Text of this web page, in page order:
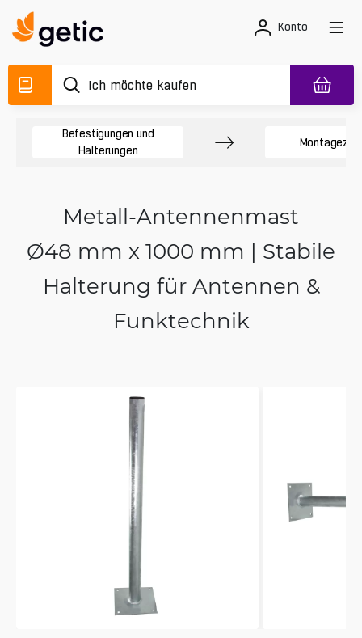
Konto
Befestigungen und
Halterungen
Metall-Antennenmast
Ø48 mm x 1000 mm | Stabile
Halterung für Antennen &
Funktechnik